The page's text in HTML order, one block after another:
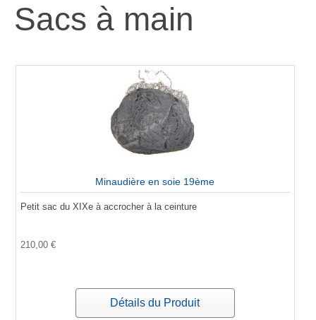
Sacs à main
Minaudière en soie 19ème
Petit sac du XIXe à accrocher à la ceinture
210,00 €
Détails du Produit